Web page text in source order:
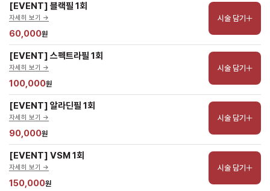
[EVENT] 블랙필 1회
자세히 보기 ->
60,000원
시술 담기
[EVENT] 스펙트라필 1회
자세히 보기 ->
100,000원
시술 담기
[EVENT] 알라딘필 1회
자세히 보기 ->
90,000원
시술 담기
[EVENT] VSM 1회
자세히 보기 ->
150,000원
시술 담기